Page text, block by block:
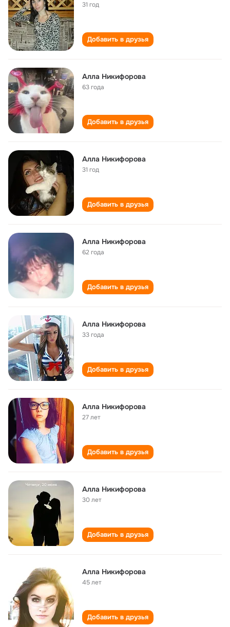
31 год
Добавить в друзья
Алла Никифорова
63 года
Добавить в друзья
Алла Никифорова
31 год
Добавить в друзья
Алла Никифорова
62 года
Добавить в друзья
Алла Никифорова
33 года
Добавить в друзья
Алла Никифорова
27 лет
Добавить в друзья
Алла Никифорова
30 лет
Добавить в друзья
Алла Никифорова
45 лет
Добавить в друзья